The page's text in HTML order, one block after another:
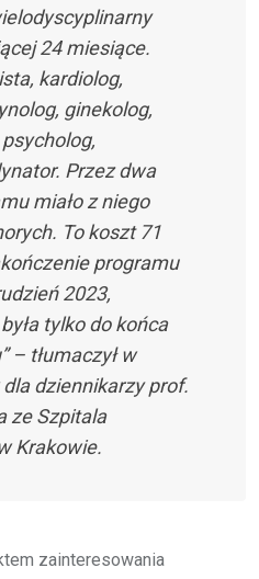
24 miesiące.
kardiolog,
ginekolog,
Przez dwa
miało z niego
To koszt 71
programu
2023,
tylko do końca
– tłumaczył w
dziennikarzy prof.
ze Szpitala
Krakowie.
zainteresowania